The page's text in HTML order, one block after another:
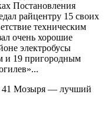
Постановления
райцентру 15 своих
техническим
очень хорошие
электробусы
и 19 пригородным